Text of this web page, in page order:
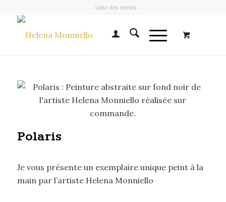
Liste des envies
Polaris
Je vous présente un exemplaire unique peint à la
main par l’artiste Helena Monniello